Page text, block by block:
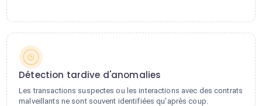
Détection tardive d'anomalies
Les transactions suspectes ou les interactions avec des contrats
malveillants ne sont souvent identifiées qu'après coup.